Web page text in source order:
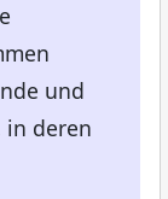
und
in deren